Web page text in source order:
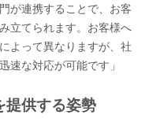
が連携することで、お客
立てられます。お客様へ
よって異なりますが、社
速な対応が可能です」
提供する姿勢